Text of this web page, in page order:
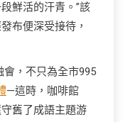
鮮活的汗青。”該
布便深受接待，
會，不只為全市995
—這時，咖啡館
舊了成語主題游